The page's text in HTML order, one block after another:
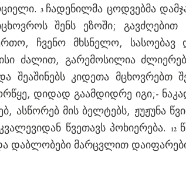
3 ჩადენილმა ცოდვებმა
შენს ეზოში; გავძღებით
ჩვენო მხსნელო,
ძალით, გარემოსილია
შეაშინებს კიდეთა მცხოვრებთ
დიდად გაამდიდრე იგი;-
ასწორებ მის ბელტებს, ჟუჟუნა
წვეთავს პოხიერება.
12
დაბლობები მარცვლით